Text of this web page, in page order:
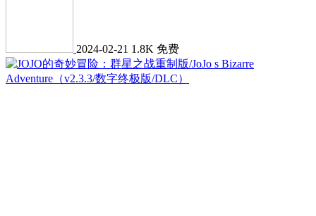
2024-02-21 1.8K 免费